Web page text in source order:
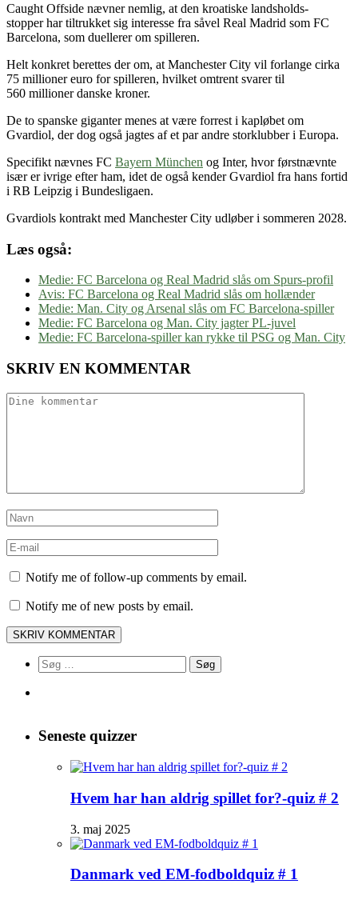
Caught Offside nævner nemlig, at den kroatiske landsholds-
stopper har tiltrukket sig interesse fra såvel Real Madrid som FC
Barcelona, som duellerer om spilleren.
Helt konkret berettes der om, at Manchester City vil forlange cirka
75 millioner euro for spilleren, hvilket omtrent svarer til
560 millioner danske kroner.
De to spanske giganter menes at være forrest i kapløbet om
Gvardiol, der dog også jagtes af et par andre storklubber i Europa.
Specifikt nævnes FC Bayern München og Inter, hvor førstnævnte
især er ivrige efter ham, idet de også kender Gvardiol fra hans fortid
i RB Leipzig i Bundesligaen.
Gvardiols kontrakt med Manchester City udløber i sommeren 2028.
Læs også:
Medie: FC Barcelona og Real Madrid slås om Spurs-profil
Avis: FC Barcelona og Real Madrid slås om hollænder
Medie: Man. City og Arsenal slås om FC Barcelona-spiller
Medie: FC Barcelona og Man. City jagter PL-juvel
Medie: FC Barcelona-spiller kan rykke til PSG og Man. City
SKRIV EN KOMMENTAR
Notify me of follow-up comments by email.
Notify me of new posts by email.
Søg
efter:
Seneste quizzer
Hvem har han aldrig spillet for?-quiz # 2
3. maj 2025
Danmark ved EM-fodboldquiz # 1